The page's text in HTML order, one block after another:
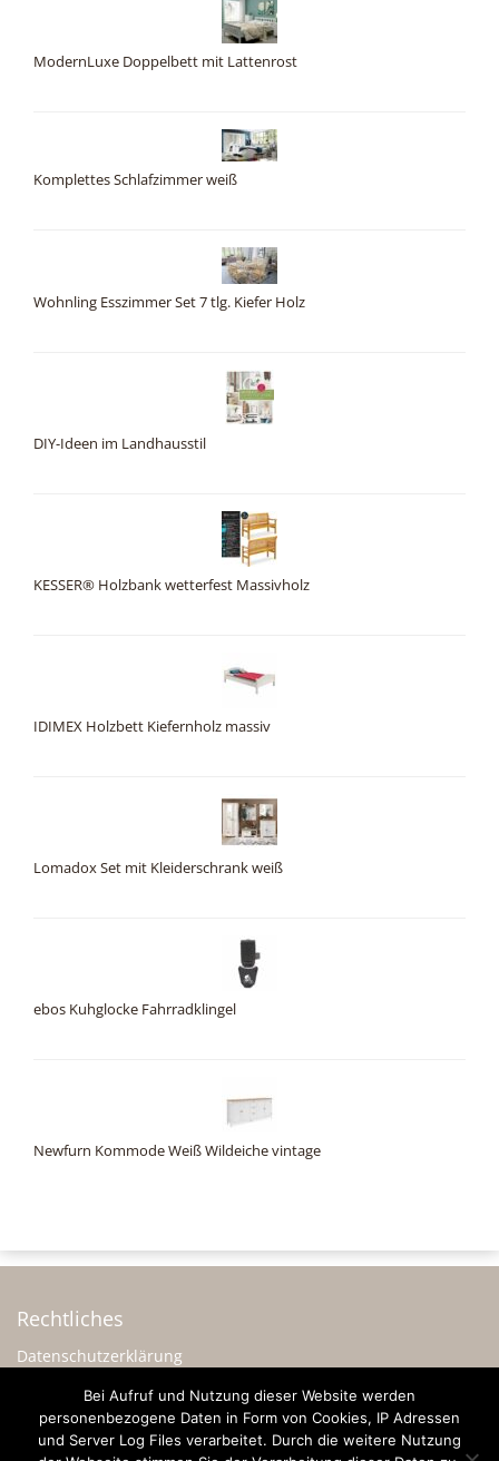
ModernLuxe Doppelbett mit Lattenrost
Komplettes Schlafzimmer weiß
Wohnling Esszimmer Set 7 tlg. Kiefer Holz
DIY-Ideen im Landhausstil
KESSER® Holzbank wetterfest Massivholz
IDIMEX Holzbett Kiefernholz massiv
Lomadox Set mit Kleiderschrank weiß
ebos Kuhglocke Fahrradklingel
Newfurn Kommode Weiß Wildeiche vintage
Rechtliches
Datenschutzerklärung
Impressum
Sonstiges
Bei Aufruf und Nutzung dieser Website werden
personenbezogene Daten in Form von Cookies, IP Adressen
und Server Log Files verarbeitet. Durch die weitere Nutzung